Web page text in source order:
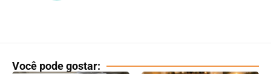
Você pode gostar: